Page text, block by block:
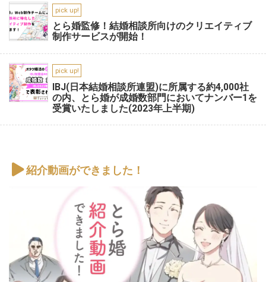
pick up!
とら婚監修！結婚相談所向けのクリエイティブ
制作サービスが開始！
pick up!
IBJ(日本結婚相談所連盟)に所属する約4,000社
の内、とら婚が成婚数部門においてナンバー1を
受賞いたしました(2023年上半期)
紹介動画ができました！